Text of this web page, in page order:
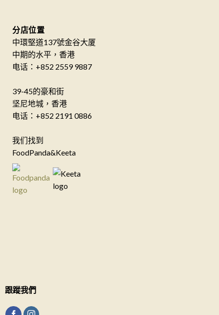
分店位置
中環堅道137號金谷大厦
中期的水平，香港
电话：+852 2559 9887
39-45的豪和街
坚尼地城，香港
电话：+852 2191 0886
我们找到
FoodPanda&Keeta
跟蹤我們